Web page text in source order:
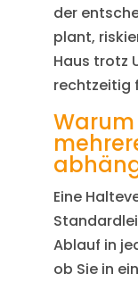
der
plant,
Haus trotz
rechtzeitig
Eine
Ablauf in
ob Sie in